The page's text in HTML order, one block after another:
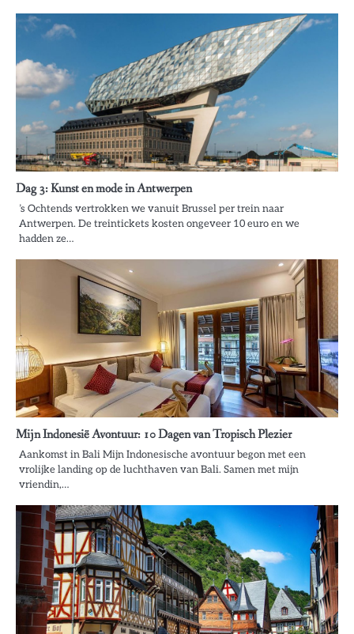
Dag 3: Kunst en mode in Antwerpen
’s Ochtends vertrokken we vanuit Brussel per trein naar
Antwerpen. De treintickets kosten ongeveer 10 euro en we
hadden ze…
Mijn Indonesië Avontuur: 10 Dagen van Tropisch Plezier
Aankomst in Bali Mijn Indonesische avontuur begon met een
vrolijke landing op de luchthaven van Bali. Samen met mijn
vriendin,…